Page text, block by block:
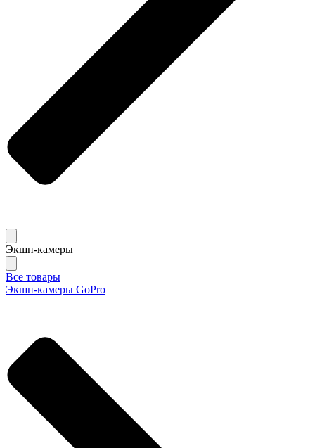
Экшн-камеры
Все товары
Экшн-камеры GoPro